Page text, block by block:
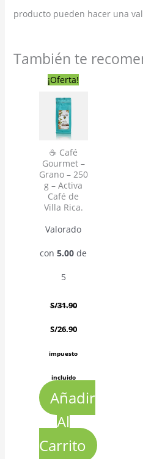
producto pueden hacer una
También te
¡Oferta!
☕ Café
Gourmet –
Grano – 250
g – Activa
Café de
Villa Rica.
Valorado
con5.00 de
5
S/31.90
El
precio
era:
S/31.90.
S/26.90
El
precio
impuesto
incluido
Añadir
Al
Carrito